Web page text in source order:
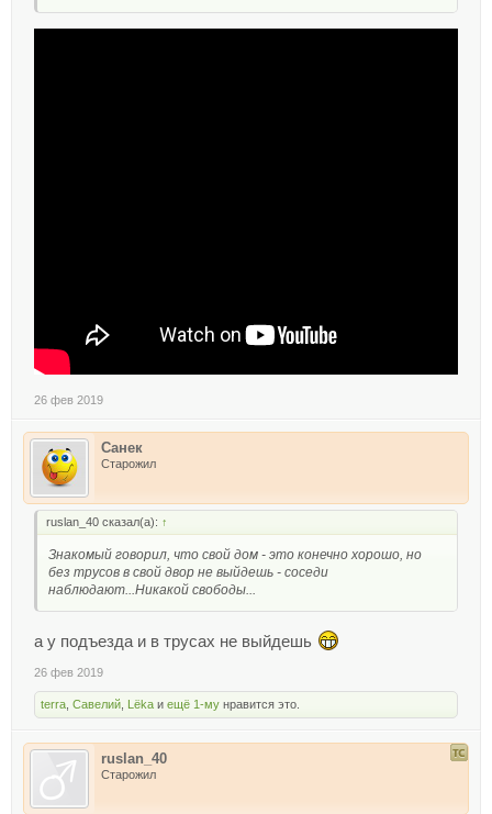
26 фев 2019
Санек
Старожил
ruslan_40 сказал(а): ↑
Знакомый говорил, что свой дом - это конечно хорошо, но
без трусов в свой двор не выйдешь - соседи
наблюдают...Никакой свободы...
а у подъезда и в трусах не выйдешь
26 фев 2019
terra Савелий Lёka и ещё 1-му нравится это.
ruslan_40
Старожил